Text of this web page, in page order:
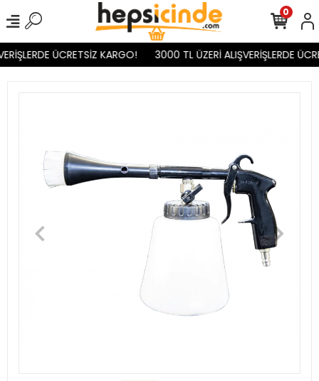
ÜCRETSİZ KARGO! 3000 TL ÜZERİ ALIŞVERİŞLERDE
0